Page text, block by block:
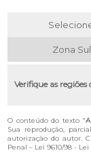
Zona Sul
Verifique as
O conteúdo do texto "
Sua reprodução,
autorização do autor.
Penal – Lei 9610/98 -